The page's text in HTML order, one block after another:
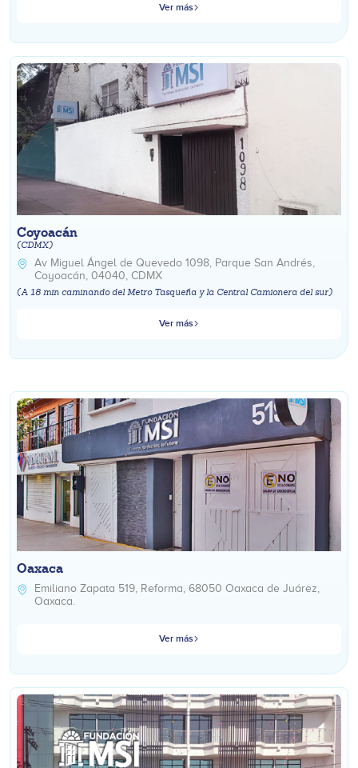
Ver más
Coyoacán
(CDMX)
Av Miguel Ángel de Quevedo 1098, Parque San Andrés,
Coyoacán, 04040, CDMX
(A 18 min caminando del Metro Tasqueña y la Central Camionera del sur)
Ver más
Oaxaca
Emiliano Zapata 519, Reforma, 68050 Oaxaca de Juárez,
Oaxaca.
Ver más